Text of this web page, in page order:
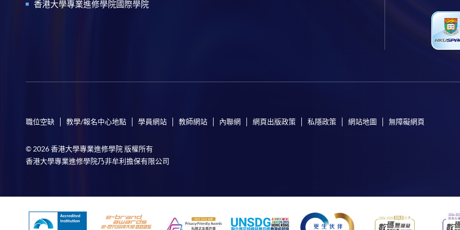
香港大學專業進修學院國際學院
職位空缺 教學/報名中心地點 學員網站 教師網站 內聯網 網頁出版政策 私隱政策 網站地圖 無障礙網頁
© 2026 香港大學專業進修學院 版權所有
香港大學專業進修學院乃非牟利擔保有限公司